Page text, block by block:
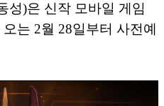
성)은 신작 모바일 게임
는 2월 28일부터 사전예